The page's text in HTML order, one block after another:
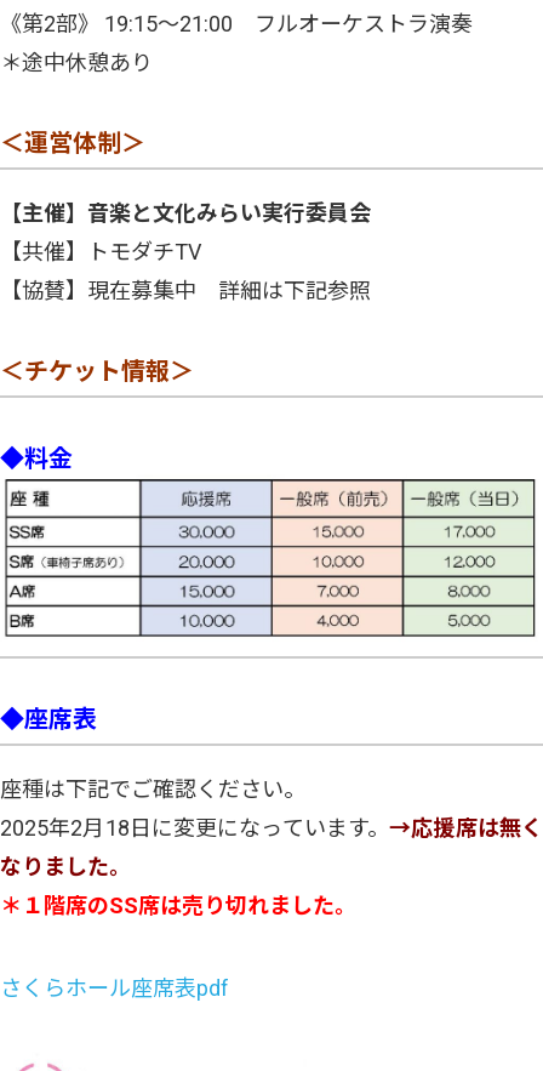
《第2部》 19:15〜21:00 フルオーケストラ演奏
＊途中休憩あり
＜運営体制＞
【主催】音楽と文化みらい実行委員会
【共催】トモダチTV
【協賛】現在募集中 詳細は下記参照
＜チケット情報＞
◆料金
◆座席表
座種は下記でご確認ください。
2025年2月18日に変更になっています。→応援席は無く
なりました。
＊１階席のSS席は売り切れました。
さくらホール座席表pdf